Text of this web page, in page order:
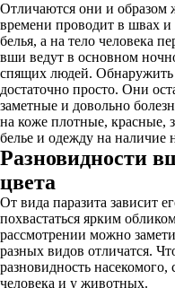
Отличаются они и образом
времени проводит в швах и
белья, а на тело человека
вши ведут в основном
спящих людей. Обнаружить
достаточно просто. Они
заметные и довольно
на коже плотные, красные,
белье и одежду на наличие
Разновидности
цвета
От вида паразита зависит
похвастаться ярким
рассмотрении можно
разных видов отличатся.
разновидность насекомого,
человека и у животных.